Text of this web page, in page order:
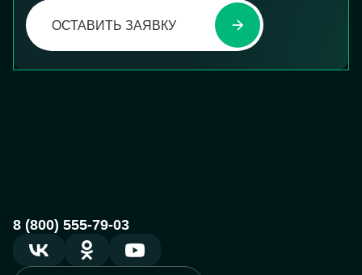
ОСТАВИТЬ ЗАЯВКУ
8 (800) 555-79-03